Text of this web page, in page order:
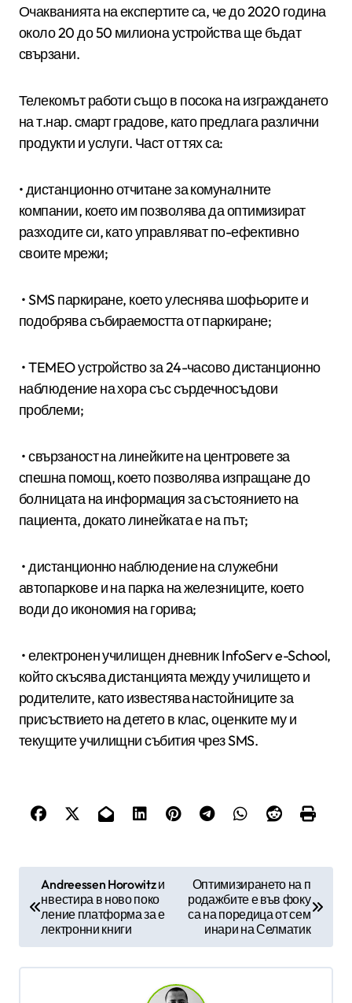
Очакванията на експертите са, че до 2020 година
около 20 до 50 милиона устройства ще бъдат
свързани.
Телекомът работи също в посока на изграждането
на т.нар. смарт градове, като предлага различни
продукти и услуги. Част от тях са:
• дистанционно отчитане за комуналните
компании, което им позволява да оптимизират
разходите си, като управляват по-ефективно
своите мрежи;
• SMS паркиране, което улеснява шофьорите и
подобрява събираемостта от паркиране;
• TEMEO устройство за 24-часово дистанционно
наблюдение на хора със сърдечносъдови
проблеми;
• свързаност на линейките на центровете за
спешна помощ, което позволява изпращане до
болницата на информация за състоянието на
пациента, докато линейката е на път;
• дистанционно наблюдение на служебни
автопаркове и на парка на железниците, което
води до икономия на горива;
• електронен училищен дневник InfoServ e-School,
който скъсява дистанцията между училището и
родителите, като известява настойниците за
присъствието на детето в клас, оценките му и
текущите училищни събития чрез SMS.
Andreessen Horowitz и
нвестира в ново поко
ление платформа за е
лектронни книги
Оптимизирането на п
родажбите е във фоку
са на поредица от сем
инари на Селматик